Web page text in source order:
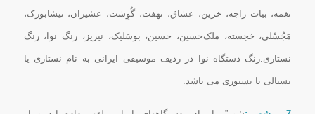
نغمه، بیات راجه، خرین، عشاق، نهفت، گُوِشت، عشیران، نیشابورک،
مَجُسْلی، خجسته، ملک‌حسین، حسین، بوسَلیک، نیریز، رنگ نوا، رنگ
نستارى.رنگ دستگاه نوا در ردیف موسیقی ایرانی به نام نستاری یا
نستالی یا نستوری می باشد.